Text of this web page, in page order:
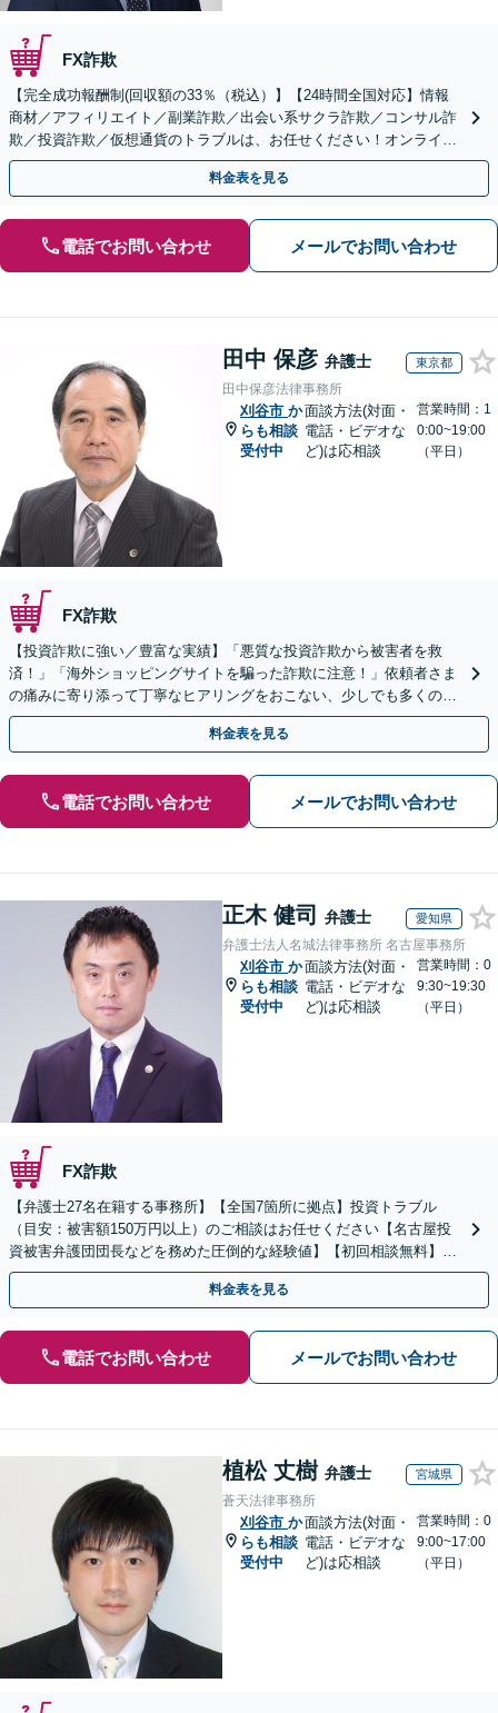
FX詐欺
【完全成功報酬制(回収額の33％（税込）】【24時間全国対応】情報
商材／アフィリエイト／副業詐欺／出会い系サクラ詐欺／コンサル詐
欺／投資詐欺／仮想通貨のトラブルは、お任せください！オンライン
のみで解決も可能！
料金表を見る
電話でお問い合わせ メールでお問い合わせ
田中 保彦 弁護士 東京都
田中保彦法律事務所
刈谷市 か
らも相談
受付中
面談方法(対面・
電話・ビデオな
ど)は応相談
営業時間：1
0:00~19:00
（平日）
FX詐欺
【投資詐欺に強い／豊富な実績】「悪質な投資詐欺から被害者を救
済！」「海外ショッピングサイトを騙った詐欺に注意！」依頼者さま
の痛みに寄り添って丁寧なヒアリングをおこない、少しでも多くの返
金が得られるよう尽力します！
料金表を見る
電話でお問い合わせ メールでお問い合わせ
正木 健司 弁護士 愛知県
弁護士法人名城法律事務所 名古屋事務所
刈谷市 か
らも相談
受付中
面談方法(対面・
電話・ビデオな
ど)は応相談
営業時間：0
9:30~19:30
（平日）
FX詐欺
【弁護士27名在籍する事務所】【全国7箇所に拠点】投資トラブル
（目安：被害額150万円以上）のご相談はお任せください【名古屋投
資被害弁護団団長などを務めた圧倒的な経験値】【初回相談無料】先
物取引、証券取引、仮想通貨、FX被害、マルチ商法など
料金表を見る
電話でお問い合わせ メールでお問い合わせ
植松 丈樹 弁護士 宮城県
蒼天法律事務所
刈谷市 か
らも相談
受付中
面談方法(対面・
電話・ビデオな
ど)は応相談
営業時間：0
9:00~17:00
（平日）